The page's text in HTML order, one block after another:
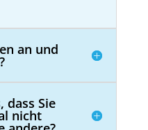
an und
dass Sie
nicht